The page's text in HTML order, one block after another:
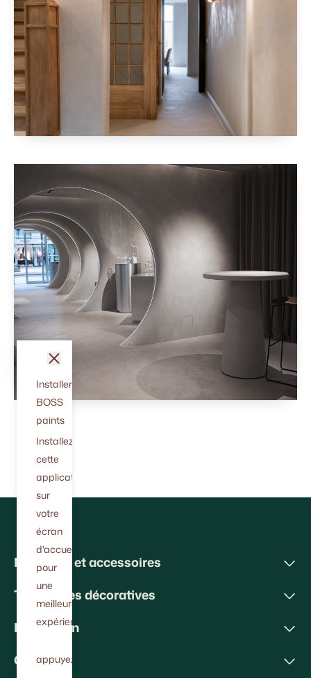
Peintures et accessoires
Techniques décoratives
Inspiration
Conseils
Installer
BOSS
paints
Installez
cette
application
sur
votre
écran
d'accueil
pour
une
meilleure
expérience.
appuyez
fermer